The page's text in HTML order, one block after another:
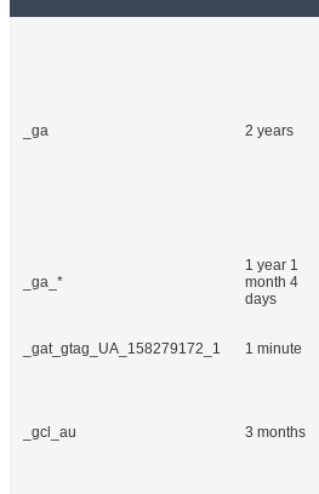
_ga 2 years
_ga_*
1 year 1
month 4
days
_gat_gtag_UA_158279172_1 1 minute
_gcl_au 3 months